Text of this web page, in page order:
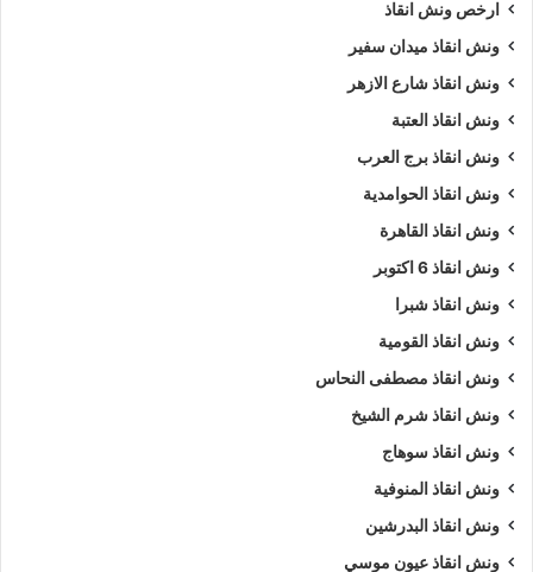
ارخص ونش انقاذ
ونش انقاذ ميدان سفير
ونش انقاذ شارع الازهر
ونش انقاذ العتبة
ونش انقاذ برج العرب
ونش انقاذ الحوامدية
ونش انقاذ القاهرة
ونش انقاذ 6 اكتوبر
ونش انقاذ شبرا
ونش انقاذ القومية
ونش انقاذ مصطفى النحاس
ونش انقاذ شرم الشيخ
ونش انقاذ سوهاج
ونش انقاذ المنوفية
ونش انقاذ البدرشين
ونش انقاذ عيون موسي